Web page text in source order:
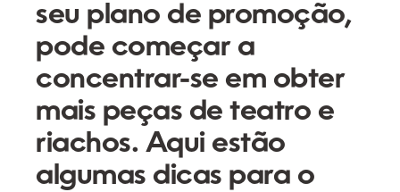
seu plano de promoção,
pode começar a
concentrar-se em obter
mais peças de teatro e
riachos. Aqui estão
algumas dicas para o